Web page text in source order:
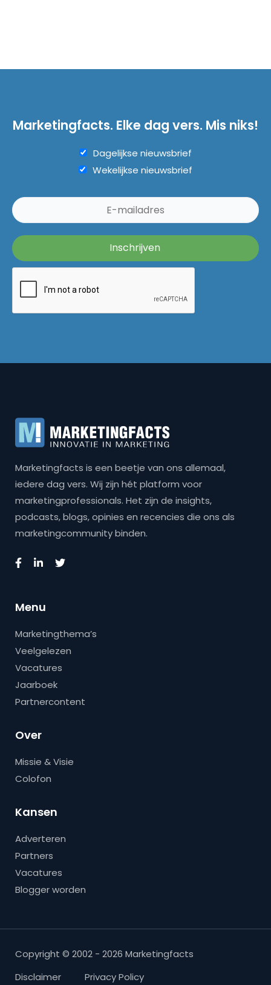
Marketingfacts. Elke dag vers. Mis niks!
Dagelijkse nieuwsbrief
Wekelijkse nieuwsbrief
Marketingfacts is een beetje van ons allemaal,
iedere dag vers. Wij zijn hét platform voor
marketingprofessionals. Het zijn de insights,
podcasts, blogs, opinies en recencies die ons als
marketingcommunity binden.
Menu
Marketingthema’s
Veelgelezen
Vacatures
Jaarboek
Partnercontent
Over
Missie & Visie
Colofon
Kansen
Adverteren
Partners
Vacatures
Blogger worden
Copyright © 2002 - 2026 Marketingfacts
Disclaimer
Privacy Policy